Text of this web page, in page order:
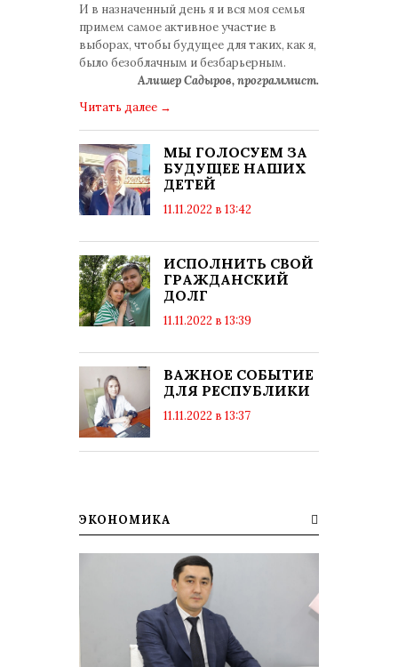
И в назначенный день я и вся моя семья
примем самое активное участие в
выборах, чтобы будущее для таких, как я,
было безоблачным и безбарьерным.
Алишер Садыров, программист.
Читать далее →
МЫ ГОЛОСУЕМ ЗА
БУДУЩЕЕ НАШИХ
ДЕТЕЙ
11.11.2022 в 13:42
комментариев: 0
ИСПОЛНИТЬ СВОЙ
ГРАЖДАНСКИЙ
ДОЛГ
11.11.2022 в 13:39
комментариев: 0
ВАЖНОЕ СОБЫТИЕ
ДЛЯ РЕСПУБЛИКИ
11.11.2022 в 13:37
комментариев: 0
ЭКОНОМИКА